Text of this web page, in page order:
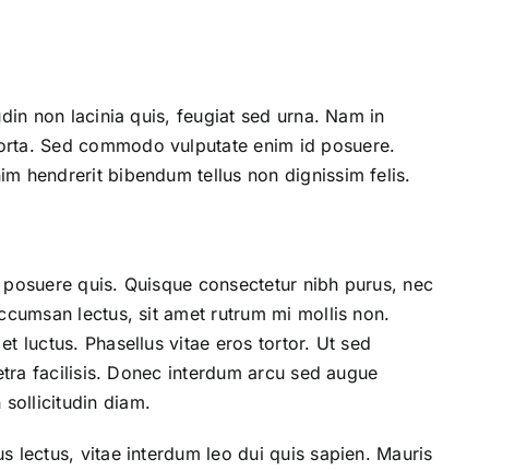
non lacinia quis, feugiat sed urna. Nam in
Sed commodo vulputate enim id posuere.
hendrerit bibendum tellus non dignissim felis.
quis. Quisque consectetur nibh purus, nec
lectus, sit amet rutrum mi mollis non.
luctus. Phasellus vitae eros tortor. Ut sed
facilisis. Donec interdum arcu sed augue
sollicitudin diam.
lectus, vitae interdum leo dui quis sapien. Mauris